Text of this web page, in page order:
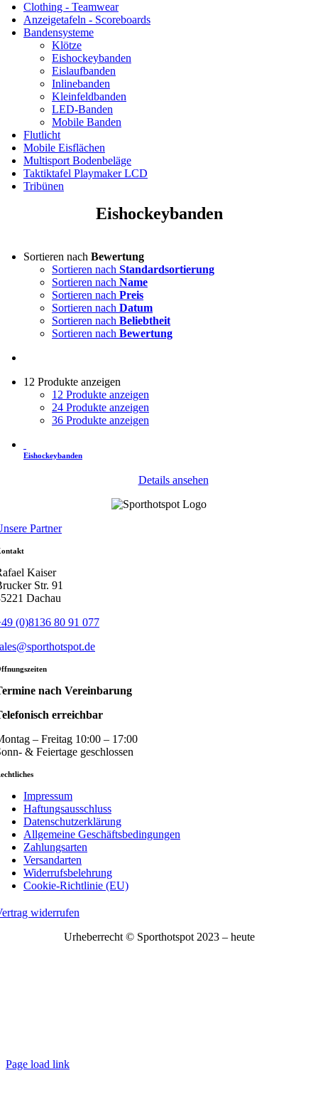
Clothing - Teamwear
Anzeigetafeln - Scoreboards
Bandensysteme
Klötze
Eishockeybanden
Eislaufbanden
Inlinebanden
Kleinfeldbanden
LED-Banden
Mobile Banden
Flutlicht
Mobile Eisflächen
Multisport Bodenbeläge
Taktiktafel Playmaker LCD
Tribünen
Eishockeybanden
Sortieren nach Bewertung
Sortieren nach Standardsortierung
Sortieren nach Name
Sortieren nach Preis
Sortieren nach Datum
Sortieren nach Beliebtheit
Sortieren nach Bewertung
12 Produkte anzeigen
12 Produkte anzeigen
24 Produkte anzeigen
36 Produkte anzeigen
Eishockeybanden
Details ansehen
Partner
Kaiser
Str. 91
Dachau
(0)8136 80 91 077
nach Vereinbarung
erreichbar
– Freitag 10:00 – 17:00
& Feiertage geschlossen
Impressum
Haftungsausschluss
Datenschutzerklärung
Allgemeine Geschäftsbedingungen
Zahlungsarten
Versandarten
Widerrufsbelehrung
Cookie-Richtlinie (EU)
widerrufen
Urheberrecht © Sporthotspot 2023 – heute
Page load link